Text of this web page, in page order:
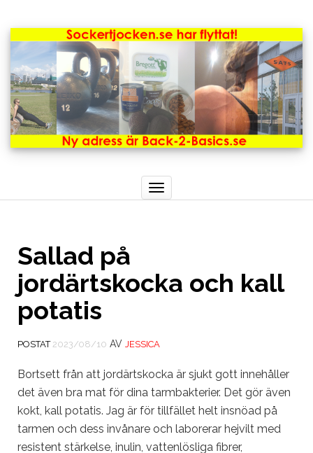
Toggle
navigation
Sallad på
jordärtskocka och kall
potatis
POSTAT 2023/08/10 AV JESSICA
Bortsett från att jordärtskocka är sjukt gott innehåller
det även bra mat för dina tarmbakterier. Det gör även
kokt, kall potatis. Jag är för tillfället helt insnöad på
tarmen och dess invånare och laborerar hejvilt med
resistent stärkelse, inulin, vattenlösliga fibrer,